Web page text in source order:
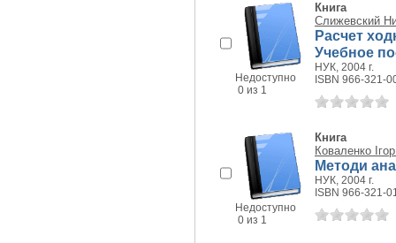
Недоступно
0 из 1
Книга
Слижевский
Расчет
Учебное
НУК, 2004 г.
ISBN 966-321-
Недоступно
0 из 1
Книга
Коваленко
Методи
НУК, 2004 г.
ISBN 966-321-